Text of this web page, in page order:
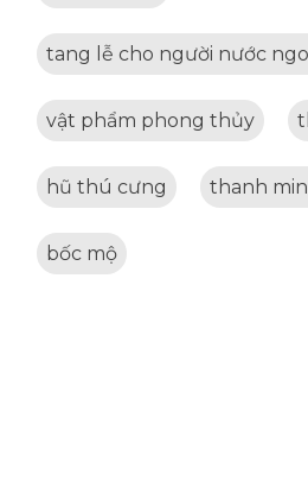
tang lễ cho người nước
vật phẩm phong thủy
hũ thú cưng thanh
bốc mộ